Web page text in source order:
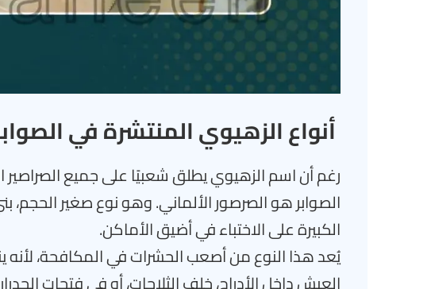
أنواع الزهيوي المنتشرة في
رغم أن اسم الزهيوي يطلق شعبيًا على جميع الصراصير
الصوابر هو الصرصور الألماني. وهو نوع صغير الحجم،
الكبيرة على الاختباء في أضيق الأماكن.
يُعد هذا النوع من أصعب الحشرات في المكافحة، لأنه